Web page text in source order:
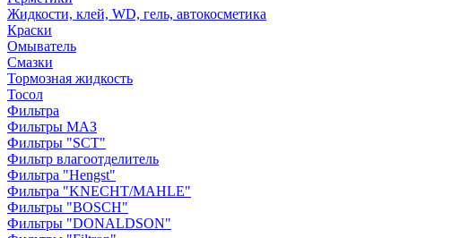
Жидкости, клей, WD, гель, автокосметика
Краски
Омыватель
Смазки
Тормозная жидкость
Тосол
Фильтра
Фильтры МАЗ
Фильтры "SCT"
Фильтр влагоотделитель
Фильтра "Hengst"
Фильтра "KNECHT/MAHLE"
Фильтры "BOSCH"
Фильтры "DONALDSON"